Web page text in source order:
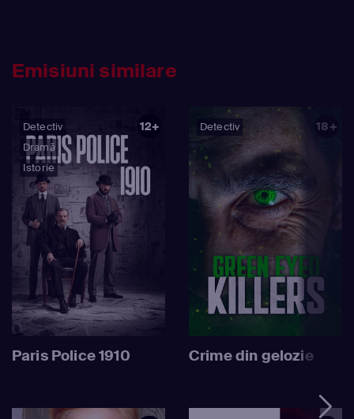
Emisiuni similare
Detectiv
Dramă
Istorie
12+
Paris Police 1910
Detectiv 18+
Crime din gelozie